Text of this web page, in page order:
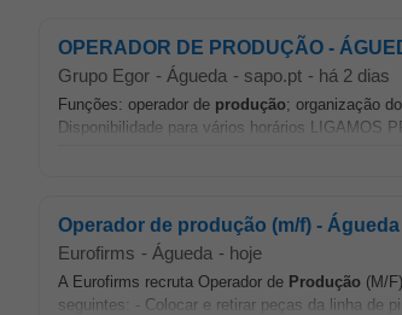
OPERADOR DE PRODUÇÃO -
Grupo Egor - Águeda - sapo.pt - há 2 dias
Funções: operador de produção; organização
Disponibilidade para vários horários LIGAMOS
Operador de produção (m/f) - Águeda
Eurofirms - Águeda - hoje
A Eurofirms recruta Operador de Produção (M/
seguintes: - Colocar e retirar peças da linha de